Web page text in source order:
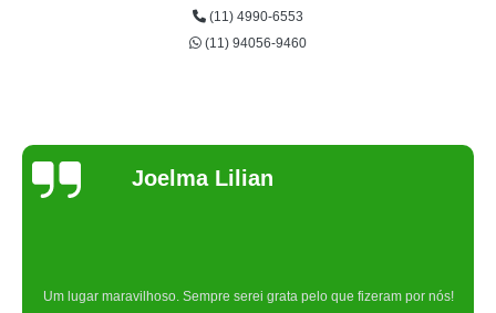
(11) 4990-6553
(11) 94056-9460
Joelma Lilian
Um lugar maravilhoso. Sempre serei grata pelo que fizeram por nós!